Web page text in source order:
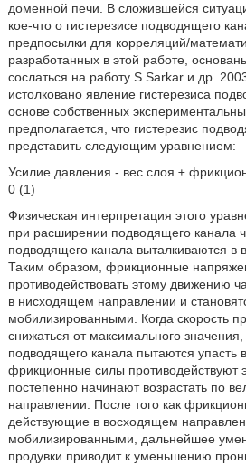
доменной печи. В сложившейся
кое-что о гистерезисе подводящего
предпосылки для корреляций/
разработанных в этой работе,
сослаться на работу S.Sarkar и др.
истолковано явление гистерезиса
основе собственных
предполагается, что гистерезис
представить следующим уравнением:
Усилие давления - вес слоя ±
0 (1)
Физическая интерпретация этого
при расширении подводящего канала
подводящего канала выталкиваются в
Таким образом, фрикционные
противодействовать этому движению
в нисходящем направлении и
мобилизированными. Когда скорость
снижаться от максимального
подводящего канала пытаются упасть
фрикционные силы противодействуют
постепенно начинают возрастать по
направлении. После того как
действующие в восходящем
мобилизированными, дальнейшее
продувки приводит к уменьшению